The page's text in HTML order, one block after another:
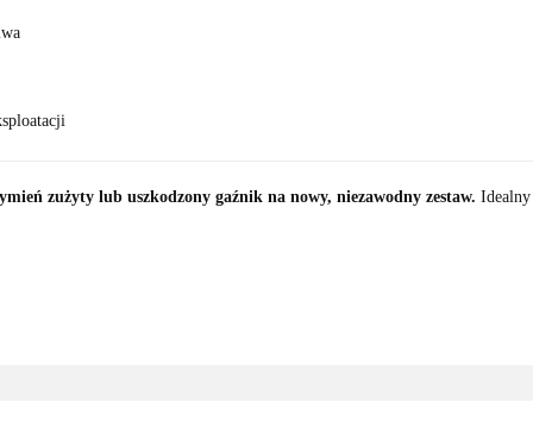
zużyty lub uszkodzony gaźnik na nowy, niezawodny zestaw.